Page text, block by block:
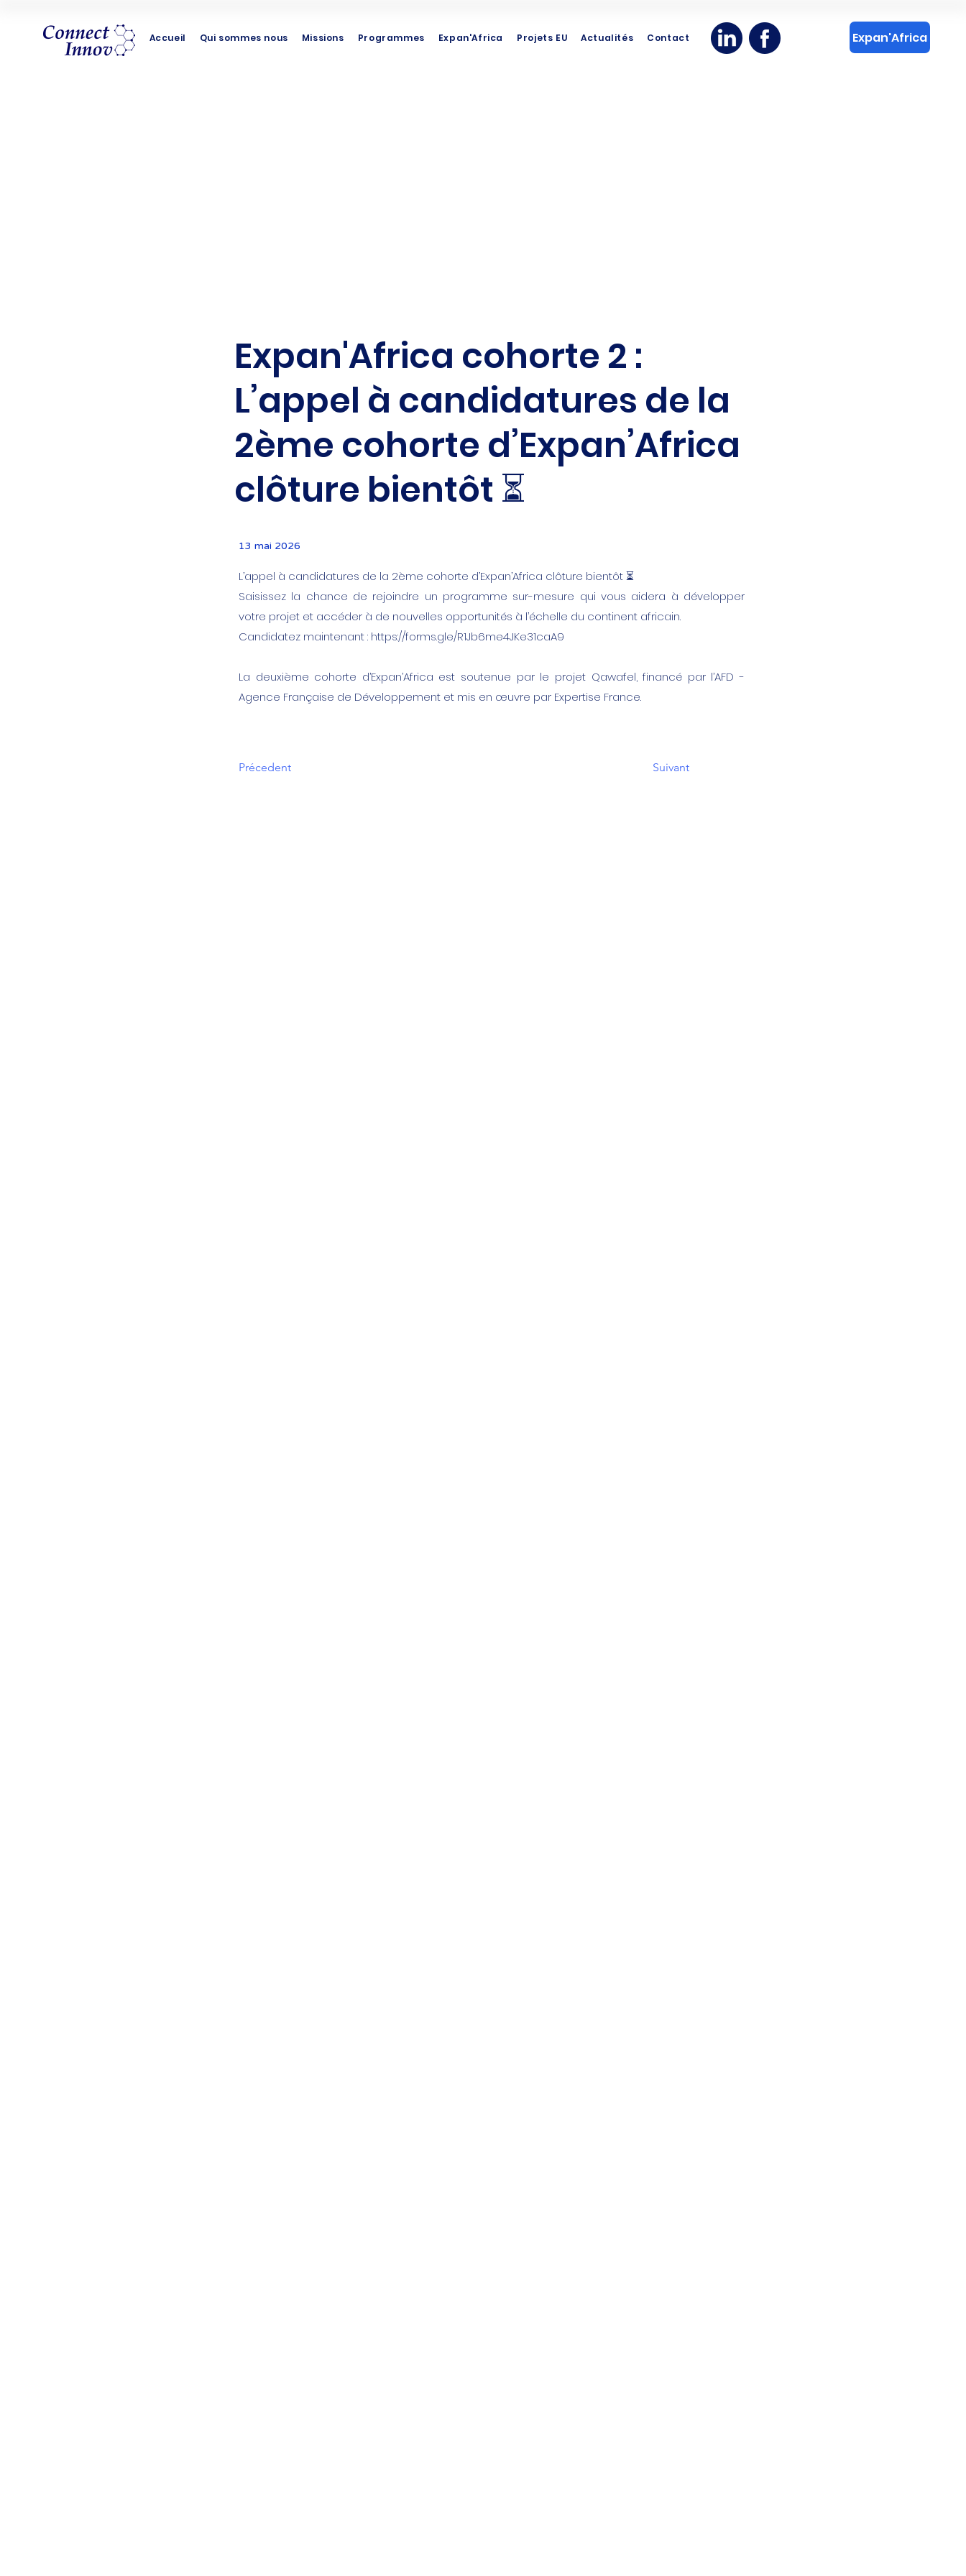
Accueil Qui sommes nous Missions Programmes Expan'Africa Projets EU Actualités Contact Expan'Africa
Expan'Africa cohorte 2 :
L’appel à candidatures de la
2ème cohorte d’Expan’Africa
clôture bientôt ⏳
13 mai 2026
L’appel à candidatures de la 2ème cohorte d’Expan’Africa clôture bientôt ⏳
Saisissez la chance de rejoindre un programme sur-mesure qui vous aidera à développer
votre projet et accéder à de nouvelles opportunités à l’échelle du continent africain.
Candidatez maintenant : https://forms.gle/R1Jb6me4JKe31caA9
La deuxième cohorte d’Expan’Africa est soutenue par le projet Qawafel, financé par l’AFD -
Agence Française de Développement et mis en œuvre par Expertise France.
Précedent Suivant